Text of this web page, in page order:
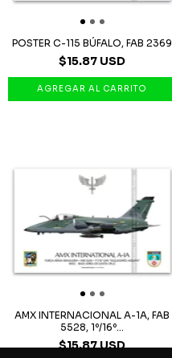
POSTER C-115 BÚFALO, FAB 2369
$15.87 USD
AMX INTERNACIONAL A-1A, FAB
5528, 1º/16º...
$15.87 USD